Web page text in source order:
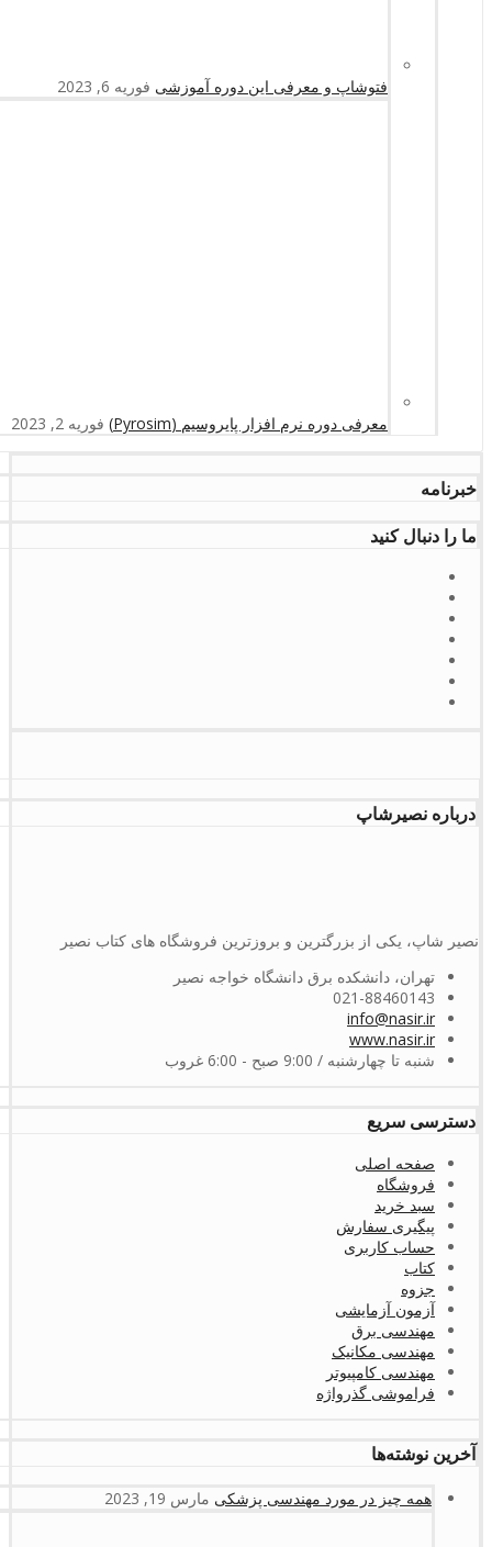
فتوشاپ و معرفی این دوره آموزشی فوریه 6, 2023
معرفی دوره نرم افزار پایروسیم (Pyrosim) فوریه 2, 2023
خبرنامه
ما را دنبال کنید
درباره نصیرشاپ
نصیر شاپ، یکی از بزرگترین و بروزترین فروشگاه های کتاب نصیر
تهران، دانشکده برق دانشگاه خواجه نصیر
021-88460143
info@nasir.ir
www.nasir.ir
شنبه تا چهارشنبه / 9:00 صبح - 6:00 غروب
دسترسی سریع
صفحه اصلی
فروشگاه
سبد خرید
پیگیری سفارش
حساب کاربری
کتاب
جزوه
آزمون آزمایشی
مهندسی برق
مهندسی مکانیک
مهندسی کامپیوتر
فراموشی گذرواژه
آخرین نوشته‌ها
همه چیز در مورد مهندسی پزشکی مارس 19, 2023